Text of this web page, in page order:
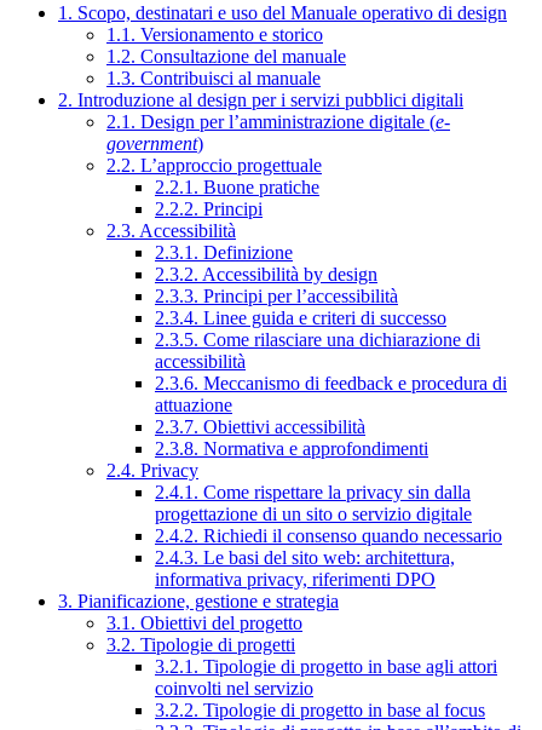
1. Scopo, destinatari e uso del Manuale operativo di design
1.1. Versionamento e storico
1.2. Consultazione del manuale
1.3. Contribuisci al manuale
2. Introduzione al design per i servizi pubblici digitali
2.1. Design per l’amministrazione digitale (e-
government)
2.2. L’approccio progettuale
2.2.1. Buone pratiche
2.2.2. Principi
2.3. Accessibilità
2.3.1. Definizione
2.3.2. Accessibilità by design
2.3.3. Principi per l’accessibilità
2.3.4. Linee guida e criteri di successo
2.3.5. Come rilasciare una dichiarazione di
accessibilità
2.3.6. Meccanismo di feedback e procedura di
attuazione
2.3.7. Obiettivi accessibilità
2.3.8. Normativa e approfondimenti
2.4. Privacy
2.4.1. Come rispettare la privacy sin dalla
progettazione di un sito o servizio digitale
2.4.2. Richiedi il consenso quando necessario
2.4.3. Le basi del sito web: architettura,
informativa privacy, riferimenti DPO
3. Pianificazione, gestione e strategia
3.1. Obiettivi del progetto
3.2. Tipologie di progetti
3.2.1. Tipologie di progetto in base agli attori
coinvolti nel servizio
3.2.2. Tipologie di progetto in base al focus